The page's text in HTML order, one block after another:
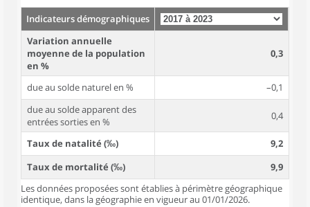
Indicateurs démographiques
Variation annuelle
moyenne de la population
en %
0,3
due au solde naturel en %
–0,1
due au solde apparent des
entrées sorties en %
0,4
Taux de natalité (‰)
9,2
Taux de mortalité (‰)
9,9
Les données proposées sont établies à périmètre géographique
identique, dans la géographie en vigueur au 01/01/2026.